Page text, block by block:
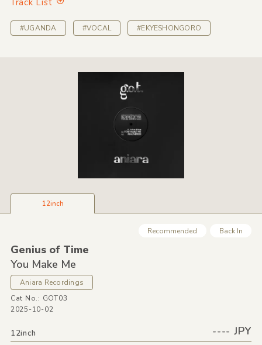
#UGANDA #VOCAL #EKYESHONGORO
12inch
Recommended Back In
Genius of Time
You Make Me
Aniara Recordings
Cat No.: GOT03
2025-10-02
12inch ---- JPY